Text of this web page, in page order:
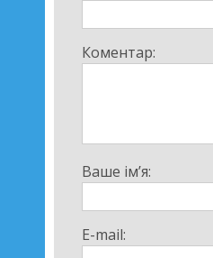
Коментар:
Ваше ім’я:
E-mail: